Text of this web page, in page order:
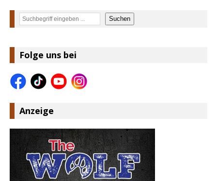
Suchen Suchen
Folge uns bei
Anzeige